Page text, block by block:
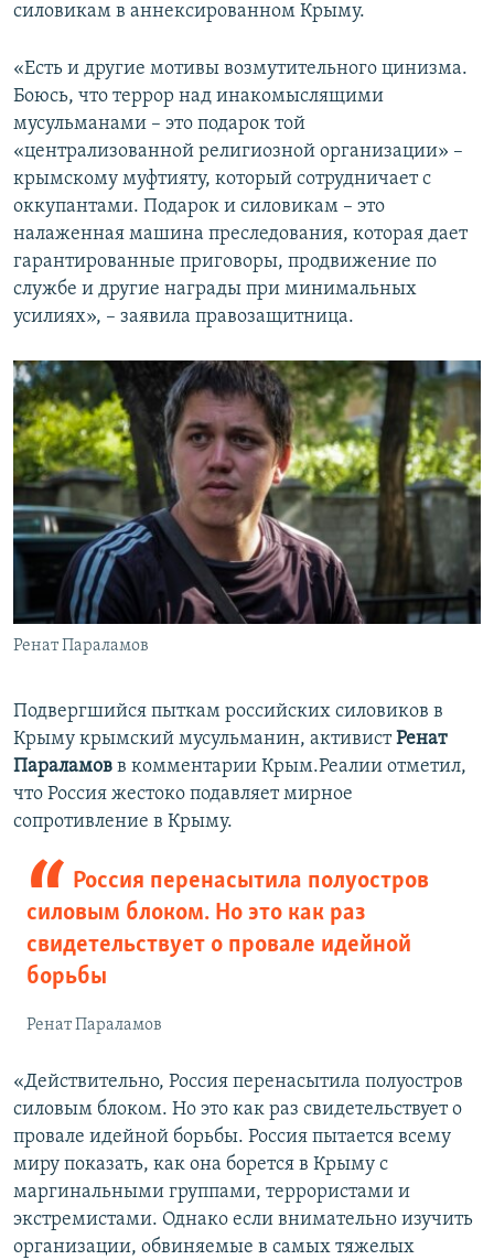
силовикам в аннексированном Крыму.
«Есть и другие мотивы возмутительного цинизма.
Боюсь, что террор над инакомыслящими
мусульманами – это подарок той
«централизованной религиозной организации» –
крымскому муфтияту, который сотрудничает с
оккупантами. Подарок и силовикам – это
налаженная машина преследования, которая дает
гарантированные приговоры, продвижение по
службе и другие награды при минимальных
усилиях», – заявила правозащитница.
Ренат Параламов
Подвергшийся пыткам российских силовиков в
Крыму крымский мусульманин, активистРенат
Параламов в комментарии Крым.Реалии отметил,
что Россия жестоко подавляет мирное
сопротивление в Крыму.
Россия перенасытила полуостров
силовым блоком. Но это как раз
свидетельствует о провале идейной
борьбы
Ренат Параламов
«Действительно, Россия перенасытила полуостров
силовым блоком. Но это как раз свидетельствует о
провале идейной борьбы. Россия пытается всему
миру показать, как она борется в Крыму с
маргинальными группами, террористами и
экстремистами. Однако если внимательно изучить
организации, обвиняемые в самых тяжелых